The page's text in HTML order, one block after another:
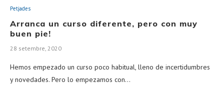
Petjades
Arranca un curso diferente, pero con muy
buen pie!
28 setembre, 2020
Hemos empezado un curso poco habitual, lleno de incertidumbres
y novedades. Pero lo empezamos con…